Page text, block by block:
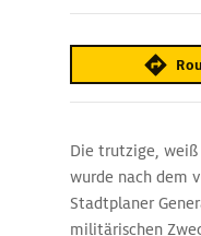
Die trutzige,
wurde nach dem
Stadtplaner
militärischen